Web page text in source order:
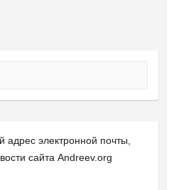
​​адрес электронной почты,
сайта Andreev.org